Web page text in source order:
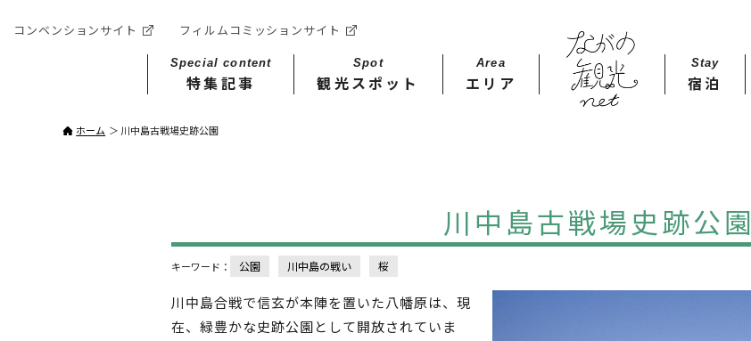
コンベンションサイト フィルムコミッションサイト
Special content
特集記事
Spot
観光スポット
Area
エリア
Stay​
宿泊
ホーム 川中島古戦場史跡公園
川中島古戦場史跡公園
キーワード： 公園 川中島の戦い 桜
川中島合戦で信玄が本陣を置いた八幡原は、現
在、緑豊かな史跡公園として開放されていま